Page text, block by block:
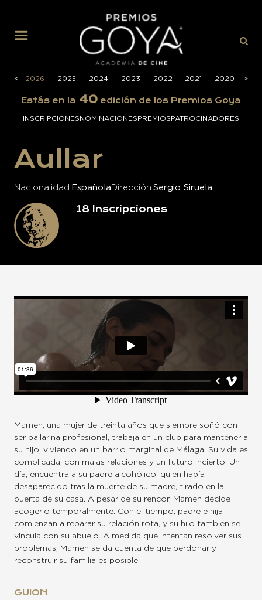
< 2026 2025 2024 2023 2022 2021 2020 >
Estás en la 40 edición de los Premios Goya
INSCRIPCIONESNOMINACIONESPREMIOSPATROCINADORES
Aullar
Nacionalidad Española Dirección Sergio Siruela
18 Inscripciones
Mamen, una mujer de treinta años que siempre soñó con
ser bailarina profesional, trabaja en un club para mantener a
su hijo, viviendo en un barrio marginal de Málaga. Su vida es
complicada, con malas relaciones y un futuro incierto. Un
día, encuentra a su padre alcohólico, quien había
desaparecido tras la muerte de su madre, tirado en la
puerta de su casa. A pesar de su rencor, Mamen decide
acogerlo temporalmente. Con el tiempo, padre e hija
comienzan a reparar su relación rota, y su hijo también se
vincula con su abuelo. A medida que intentan resolver sus
problemas, Mamen se da cuenta de que perdonar y
reconstruir su familia es posible.
GUION